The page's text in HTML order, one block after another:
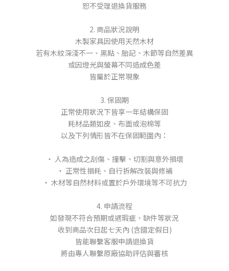
恕不受理退換貨服務
2. 商品狀況說明
木製家具因使用天然木材
若有木紋深淺不一、黑點、胎記、木節等自然差異
或因燈光與螢幕不同造成色差
皆屬於正常現象
3. 保固期
正常使用狀況下皆享一年結構保固
耗材品類如皮、布面或泡棉等
以及下列情形皆不在保固範圍內：
‧ 人為造成之刮傷、撞擊、切割與意外損壞
‧ 正常性損耗、自行拆解改裝與修補
‧ 木材等自然材料或置於戶外環境等不可抗力
4. 申請流程
如發現不符合預期或遇瑕疵、缺件等狀況
收到商品次日起七天內 (含國定假日)
皆能聯繫客服申請退換貨
將由專人聯繫原廠協助評估與審核